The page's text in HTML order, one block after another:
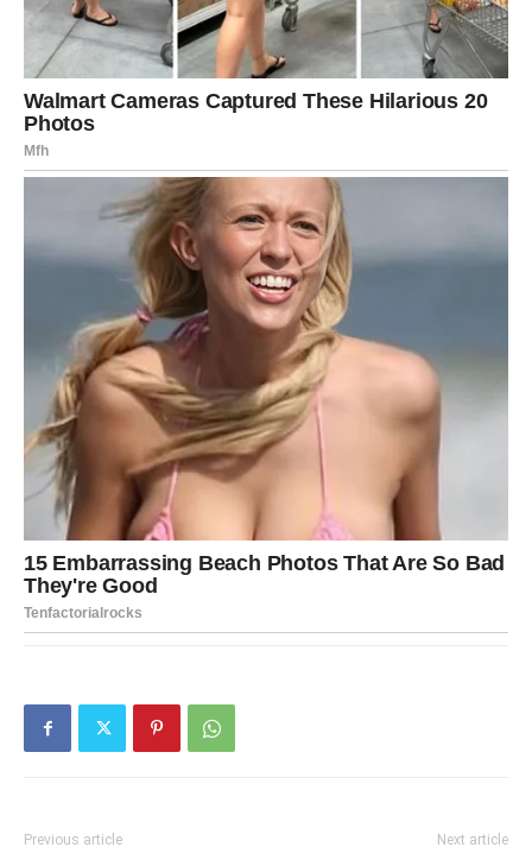
Previous article Next article